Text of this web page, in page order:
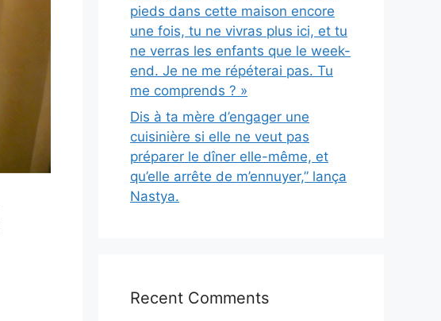
pieds dans cette maison encore
une fois, tu ne vivras plus ici, et tu
ne verras les enfants que le week-
end. Je ne me répéterai pas. Tu
me comprends ? »
Dis à ta mère d’engager une
cuisinière si elle ne veut pas
préparer le dîner elle-même, et
qu’elle arrête de m’ennuyer,” lança
Nastya.
Recent Comments